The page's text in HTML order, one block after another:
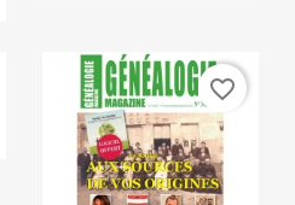
favorite_border